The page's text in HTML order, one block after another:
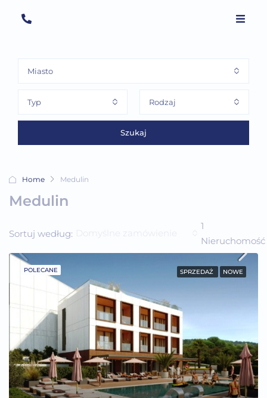
Miasto
Typ Rodzaj
Szukaj
Home Medulin
Medulin
1
Nieruchomość
Sortuj według:
POLECANE SPRZEDAŻ NOWE